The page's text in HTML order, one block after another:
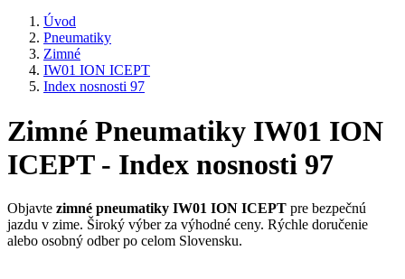
Úvod
Pneumatiky
Zimné
IW01 ION ICEPT
Index nosnosti 97
Zimné Pneumatiky IW01 ION
ICEPT - Index nosnosti 97
Objavte zimné pneumatiky IW01 ION ICEPT pre bezpečnú
jazdu v zime. Široký výber za výhodné ceny. Rýchle doručenie
alebo osobný odber po celom Slovensku.